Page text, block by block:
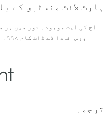
ہارٹ لائٹ منسٹری کے
ترجمہ